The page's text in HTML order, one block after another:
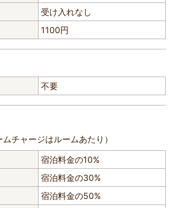
受け入れなし
1100円
不要
チャージはルームあたり）
宿泊料金の10%
宿泊料金の30%
宿泊料金の50%